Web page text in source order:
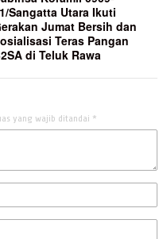
Sangatta Utara Ikuti
Jumat Bersih dan
Teras Pangan
di Teluk Rawa
yang wajib ditandai *